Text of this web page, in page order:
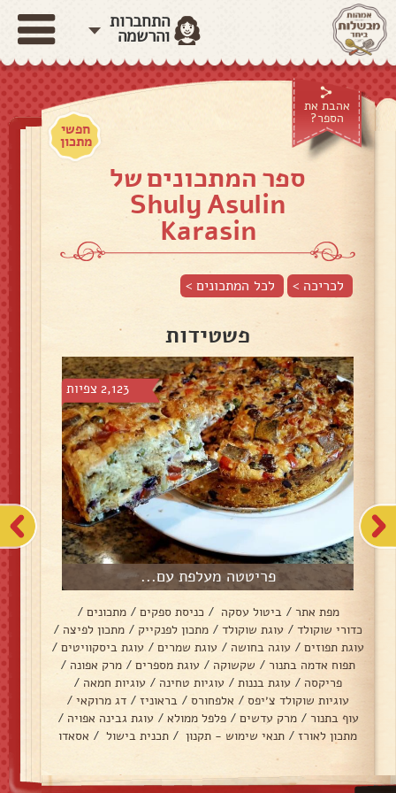
התחברות
והרשמה
אהבת את
הספר?
חפשי
מתכון
ספר המתכונים של
Shuly Asulin
Karasin
לכריכה > לכל המתכונים >
פשטידות
2,123 צפיות
פריטטה מעלפת עם...
מפת אתר / ביטול עסקה / כניסת ספקים / מתכונים /
כדורי שוקולד / עוגת שוקולד / מתכון לפנקייק / מתכון לפיצה /
עוגת תפוזים / עוגה בחושה / עוגת שמרים / עוגת ביסקוויטים /
תפוח אדמה בתנור / שקשוקה / עוגת מספרים / מרק אפונה /
פריקסה / עוגת בננות / עוגיות טחינה / עוגיות חמאה /
עוגיות שוקולד צ׳יפס / אלפחורס / בראוניז / דג מרוקאי /
עוף בתנור / מרק עדשים / פלפל ממולא / עוגת גבינה אפויה /
מתכון לאורז / תנאי שימוש - תקנון / תכנית בישול / אסאדו